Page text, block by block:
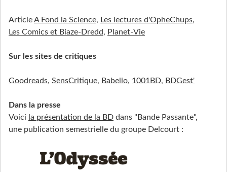
ArticleA Fond la Science, Les lectures d'OpheChups,
Les Comics et Biaze-Dredd, Planet-Vie
Sur les sites de critiques
Goodreads, SensCritique, Babelio, 1001BD, BDGest'
Dans la presse
Voici la présentation de la BD dans "Bande Passante",
une publication semestrielle du groupe Delcourt :